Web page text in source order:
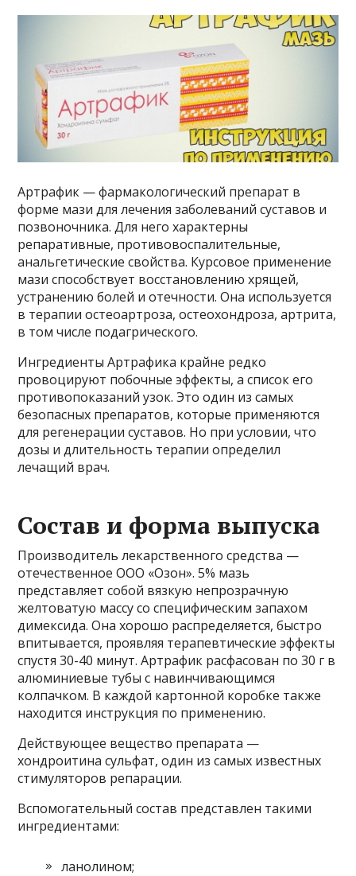
Артрафик — фармакологический препарат в
форме мази для лечения заболеваний суставов и
позвоночника. Для него характерны
репаративные, противовоспалительные,
анальгетические свойства. Курсовое применение
мази способствует восстановлению хрящей,
устранению болей и отечности. Она используется
в терапии остеоартроза, остеохондроза, артрита,
в том числе подагрического.
Ингредиенты Артрафика крайне редко
провоцируют побочные эффекты, а список его
противопоказаний узок. Это один из самых
безопасных препаратов, которые применяются
для регенерации суставов. Но при условии, что
дозы и длительность терапии определил
лечащий врач.
Состав и форма выпуска
Производитель лекарственного средства —
отечественное ООО «Озон». 5% мазь
представляет собой вязкую непрозрачную
желтоватую массу со специфическим запахом
димексида. Она хорошо распределяется, быстро
впитывается, проявляя терапевтические эффекты
спустя 30-40 минут. Артрафик расфасован по 30 г в
алюминиевые тубы с навинчивающимся
колпачком. В каждой картонной коробке также
находится инструкция по применению.
Действующее вещество препарата —
хондроитина сульфат, один из самых известных
стимуляторов репарации.
Вспомогательный состав представлен такими
ингредиентами:
ланолином;